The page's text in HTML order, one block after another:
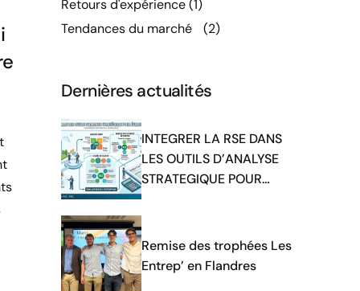
Retours d'expérience(1)
Tendances du marché
(2)
Dernières actualités
INTEGRER LA RSE DANS
LES OUTILS D’ANALYSE
STRATEGIQUE POUR
Remise des trophées Les
Entrep’ en Flandres